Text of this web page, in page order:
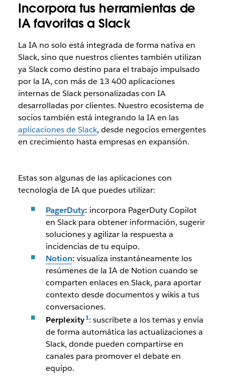
Incorpora tus herramientas de
IA favoritas a Slack
La IA no solo está integrada de forma nativa en
Slack, sino que nuestros clientes también utilizan
ya Slack como destino para el trabajo impulsado
por la IA, con más de 13 400 aplicaciones
internas de Slack personalizadas con IA
desarrolladas por clientes. Nuestro ecosistema de
socios también está integrando la IA en las
aplicaciones de Slack, desde negocios emergentes
en crecimiento hasta empresas en expansión.
Estas son algunas de las aplicaciones con
tecnología de IA que puedes utilizar:
PagerDuty: incorpora PagerDuty Copilot
en Slack para obtener información, sugerir
soluciones y agilizar la respuesta a
incidencias de tu equipo.
Notion: visualiza instantáneamente los
resúmenes de la IA de Notion cuando se
comparten enlaces en Slack, para aportar
contexto desde documentos y wikis a tus
conversaciones.
Perplexity : suscríbete a los temas y envía
de forma automática las actualizaciones a
Slack, donde pueden compartirse en
canales para promover el debate en
equipo.